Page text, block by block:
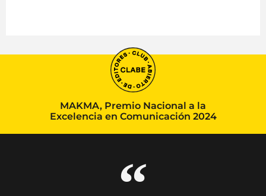
MAKMA, Premio Nacional a la
Excelencia en Comunicación 2024